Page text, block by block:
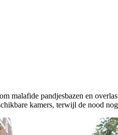
malafide pandjesbazen en
kamers, terwijl de nood